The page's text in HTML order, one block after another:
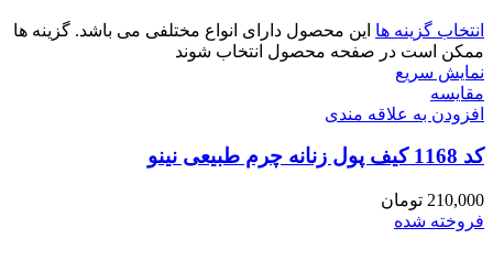
انتخاب گزینه ها این محصول دارای انواع مختلفی می باشد. گزینه ها
ممکن است در صفحه محصول انتخاب شوند
نمایش سریع
مقايسه
افزودن به علاقه مندی
کد 1168 کیف پول زنانه چرم طبیعی نینو
210,000 تومان
فروخته شده